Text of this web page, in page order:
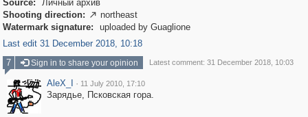
Source:
Личный архив
Shooting direction:  northeast
Watermark signature:
uploaded by Guaglione
Last edit 31 December 2018, 10:18
7
Sign in to share your opinion Latest comment: 31 December 2018, 10:03
AleX_I · 11 July 2010, 17:10
Зарядье, Псковская гора.